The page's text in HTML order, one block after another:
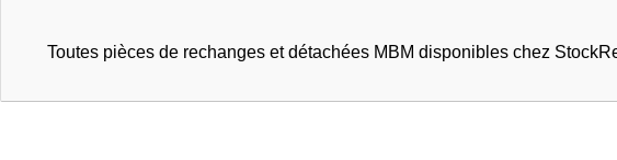
Toutes pièces de rechanges et détachées MBM disponibles chez